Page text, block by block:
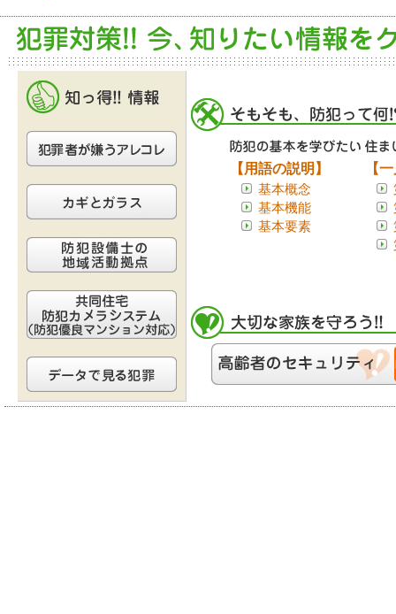
【用語の説明】
基本概念
基本機能
基本要素
【